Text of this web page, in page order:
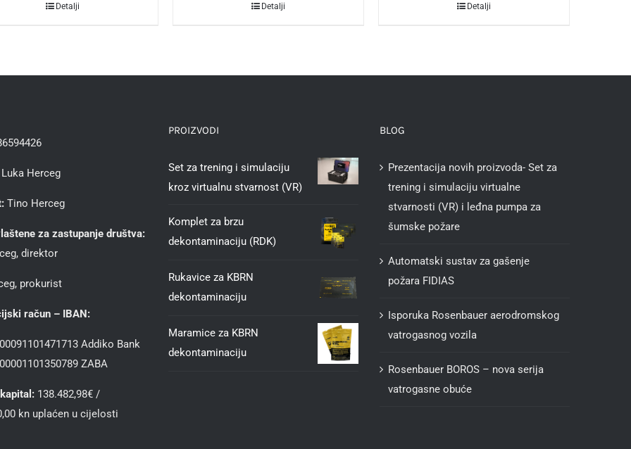
Detalji Detalji Detalji
Herceg
Tino Herceg
za zastupanje društva:
direktor
prokurist
račun – IBAN:
Addiko Bank
ZABA
138.482,98€ /
kn uplaćen u cijelosti
PROIZVODI
Set za trening i simulaciju
kroz virtualnu stvarnost (VR)
Komplet za brzu
dekontaminaciju (RDK)
Rukavice za KBRN
dekontaminaciju
Maramice za KBRN
dekontaminaciju
BLOG
Prezentacija novih proizvoda- Set za
trening i simulaciju virtualne
stvarnosti (VR) i leđna pumpa za
šumske požare
Automatski sustav za gašenje
požara FIDIAS
Isporuka Rosenbauer aerodromskog
vatrogasnog vozila
Rosenbauer BOROS – nova serija
vatrogasne obuće